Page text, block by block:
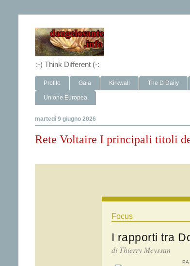
:-) Think Different (-:
Profilo Gaia Kirkwall The D Daily
Unione Europea
martedì 9 giugno 2026
Rete Voltaire I principali titoli
Focus
I rapporti tra
di Thierry Meyssan